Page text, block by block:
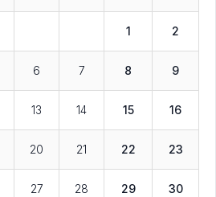
1 2
6 7 8 9
13 14 15 16
20 21 22 23
27 28 29 30